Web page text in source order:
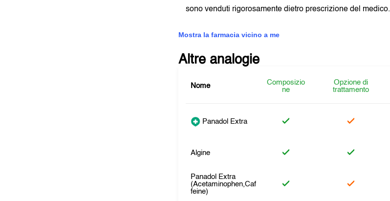
sono venduti rigorosamente dietro prescrizione del medico.
Mostra la farmacia vicino a me
Altre analogie
Nome
Composizio
ne
Opzione di
trattamento
Panadol Extra
Algine
Panadol Extra
(Acetaminophen,Caf
feine)